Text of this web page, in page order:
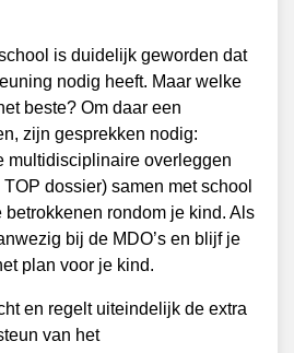
is duidelijk geworden dat
nodig heeft. Maar welke
beste? Om daar een
zijn gesprekken nodig:
multidisciplinaire overleggen
dossier) samen met school
rondom je kind. Als
bij de MDO’s en blijf je
plan voor je kind.
en regelt uiteindelijk de extra
van het